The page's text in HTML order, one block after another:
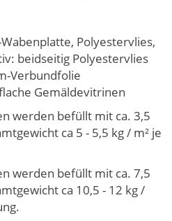
Polyestervlies,
beidseitig Polyestervlies
Verbundfolie
Gemäldevitrinen
werden befüllt mit ca. 3,5
ca 5 - 5,5 kg / m² je
werden befüllt mit ca. 7,5
ca 10,5 - 12 kg /